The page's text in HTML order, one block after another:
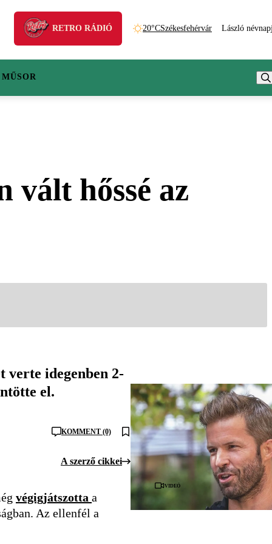
RETRO RÁDIÓ 20°CSzékesfehérvár László
vált hőssé az
verte idegenben 2-
el.
KOMMENT (0)
A szerző cikkei
végigjátszotta a
Az ellenfél a
Videó